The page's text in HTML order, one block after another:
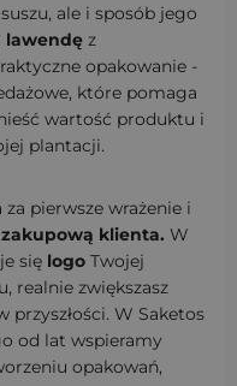
ale i sposób jego
lawendę z
opakowanie -
które pomaga
wartość produktu i
plantacji.
pierwsze wrażenie i
klienta. W
się logo Twojej
realnie zwiększasz
przyszłości. W Saketos
od lat wspieramy
opakowań,